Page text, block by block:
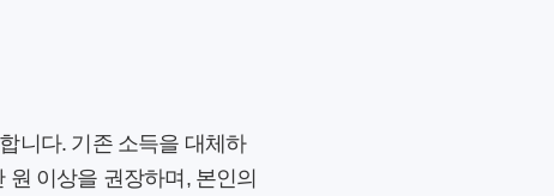
니다. 기존 소득을 대체하
이상을 권장하며, 본인의